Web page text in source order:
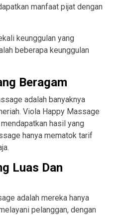
manfaat pijat dengan
keunggulan yang
beberapa keunggulan
Beragam
adalah banyaknya
Viola Happy Massage
hasil yang
hanya mematok tarif
Luas Dan
adalah mereka hanya
pelanggan, dengan